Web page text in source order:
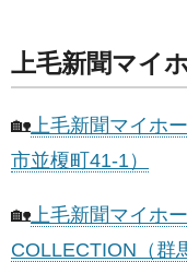
上⽑新聞マイ
🏡 上⽑新聞マイホ
市並榎町41-1）
🏡 上⽑新聞マイホ
COLLECTION（群